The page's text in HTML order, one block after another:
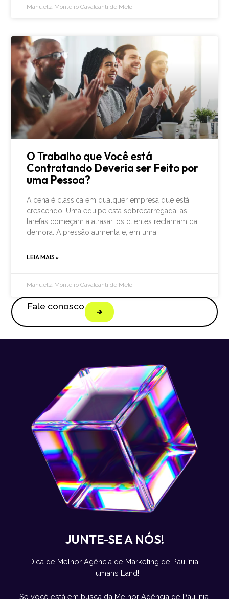
Manuella Monteiro Cavalcanti de Melo
O Trabalho que Você está
Contratando Deveria ser Feito por
uma Pessoa?
A cena é clássica em qualquer empresa que está
crescendo. Uma equipe está sobrecarregada, as
tarefas começam a atrasar, os clientes reclamam da
demora. A pressão aumenta e, em uma
LEIA MAIS »
Manuella Monteiro Cavalcanti de Melo
Fale conosco
JUNTE-SE A NÓS!
Dica de Melhor Agência de Marketing de Paulínia:
Humans Land!
Se você está em busca da Melhor Agência de Paulínia,